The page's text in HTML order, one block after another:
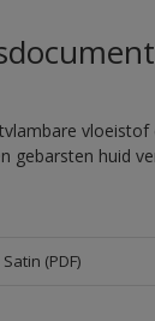
gebarsten huid
(PDF)